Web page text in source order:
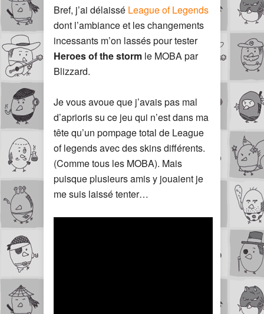
Bref, j’ai délaissé League of Legends
dont l’ambiance et les changements
incessants m’on lassés pour tester
Heroes of the storm le MOBA par
Blizzard.
Je vous avoue que j’avais pas mal
d’aprioris su ce jeu qui n’est dans ma
tête qu’un pompage total de League
of legends avec des skins différents.
(Comme tous les MOBA). Mais
puisque plusieurs amis y jouaient je
me suis laissé tenter…